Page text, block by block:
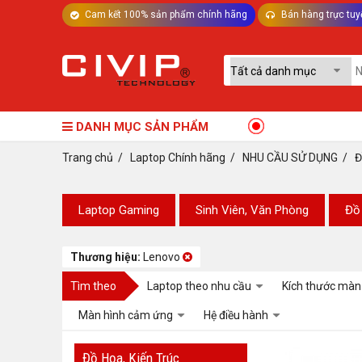
Cam kết 100% sản phẩm chính hãng Bán hàng trực
DANH MỤC SẢN PHẨM
Trang chủ / Laptop Chính hãng / NHU CẦU SỬ DỤNG /
Laptop Gaming Sinh Viên, Văn Phòng Đồ
Thương hiệu: Lenovo
Tìm theo Laptop theo nhu cầu Kích thước
Màn hình cảm ứng Hệ điều hành
Đồ Họa, Kiến Trúc